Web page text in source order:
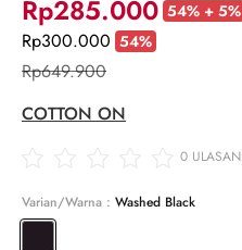
Rp285.000 54% + 5%
Rp300.000 54%
Rp649.900
COTTON ON
0 ULASAN
Varian/Warna : Washed Black